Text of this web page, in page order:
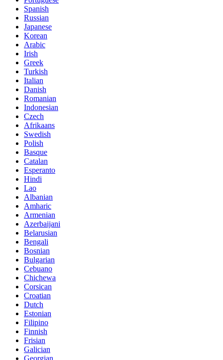
Spanish
Russian
Japanese
Korean
Arabic
Irish
Greek
Turkish
Italian
Danish
Romanian
Indonesian
Czech
Afrikaans
Swedish
Polish
Basque
Catalan
Esperanto
Hindi
Lao
Albanian
Amharic
Armenian
Azerbaijani
Belarusian
Bengali
Bosnian
Bulgarian
Cebuano
Chichewa
Corsican
Croatian
Dutch
Estonian
Filipino
Finnish
Frisian
Galician
Georgian